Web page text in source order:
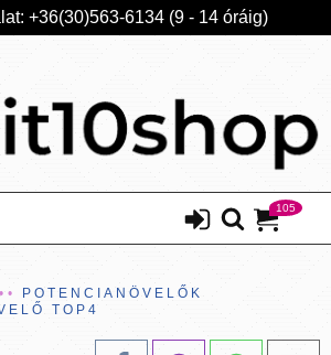
+36(30)563-6134 (9 - 14 óráig)
105
POTENCIANÖVELŐK
TOP4